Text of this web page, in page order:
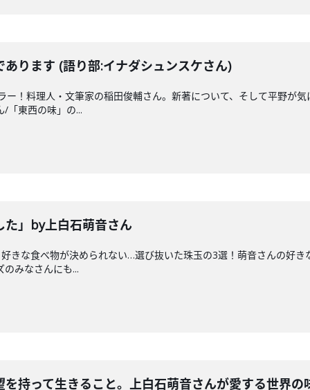
ります (語り部:イナダシュンスケさん)
ー！料理人・文筆家の稲田俊輔さん。新著について、そして平野が
「東西の味」の...
た」by上白石萌音さん
きな食べ物が決められない…選び抜いた珠玉の3選！萌音さんの好
みなさんにも...
持って生きること。上白石萌音さんが愛する世界の